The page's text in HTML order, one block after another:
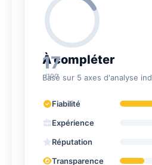
17
/100
À compléter
Basé sur 5 axes d'analyse
Fiabilité
Expérience
Réputation
Transparence